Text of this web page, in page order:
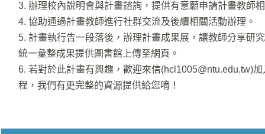
3. 辦理校內說明會與計畫諮詢，提供有意願申請計畫教師
4. 協助通過計畫教師進行社群交流及後續相關活動辦理。
5. 計畫執行告一段落後， 辦理計畫成果展， 讓教師分享研
統一彙整成果提供圖書館上傳至網頁。
6. 若對於此計畫有興趣，歡迎來信(hcl1005@ntu.edu.tw)
程，我們有更完整的資源提供給您唷！